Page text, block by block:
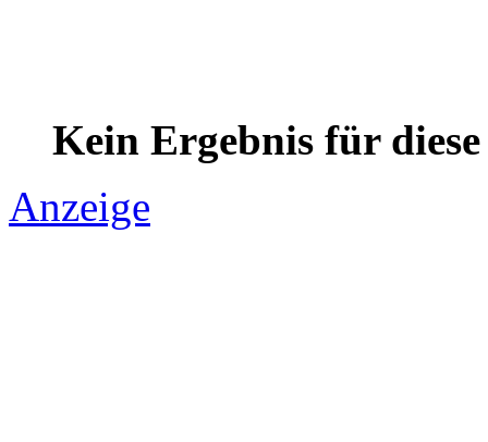
Kein Ergebnis für
Anzeige